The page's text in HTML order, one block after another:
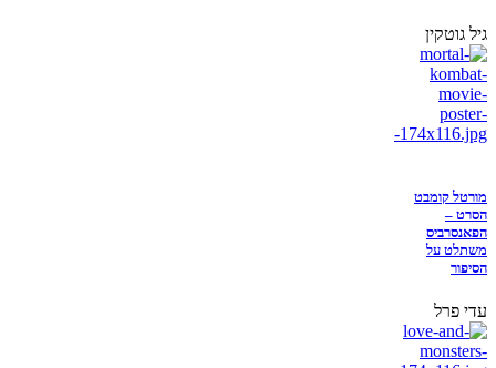
גיל גוטקין
מורטל קומבט
הסרט –
הפאנסרביס
משתלט על
הסיפור
עדי פרל